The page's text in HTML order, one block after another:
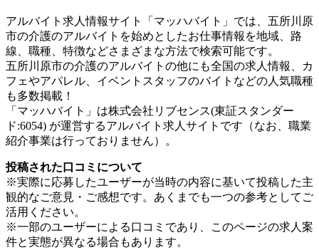
アルバイト求人情報サイト「マッハバイト」では、五所川原
市の介護のアルバイトを始めとしたお仕事情報を地域、路
線、職種、特徴などさまざまな方法で検索可能です。
五所川原市の介護のアルバイトの他にも全国の求人情報、カ
フェやアパレル、イベントスタッフのバイトなどの人気職種
も多数掲載！
「マッハバイト」は株式会社リブセンス(東証スタンダー
ド:6054) が運営するアルバイト求人サイトです（なお、職業
紹介事業は行っておりません）。
投稿された口コミについて
※実際に応募したユーザーが当時の内容に基いて投稿した主
観的なご意見・ご感想です。あくまでも一つの参考としてご
活用ください。
※一部のユーザーによる口コミであり、このページの求人案
件と実態が異なる場合もあります。